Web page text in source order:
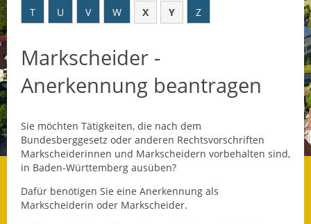
Datenschutz
Gebärdensprache
Geschichte und
Gegenwart
Was die Alten noch
wussten!
T
U V W X Y Z
Markscheider -
Anerkennung beantragen
Sie möchten Tätigkeiten, die nach dem
Bundesberggesetz oder anderen Rechtsvorschriften
Markscheiderinnen und Markscheidern vorbehalten sind,
in Baden-Württemberg ausüben?
Dafür benötigen Sie eine Anerkennung als
Markscheiderin oder Markscheider.